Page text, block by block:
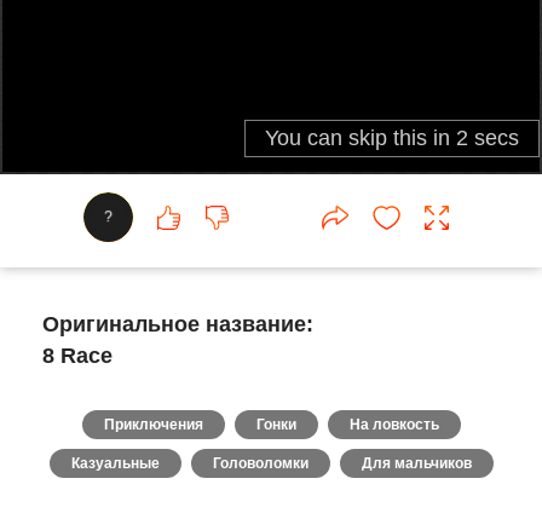
?
Оригинальное название:
8 Race
Приключения Гонки На ловкость
Казуальные Головоломки Для мальчиков